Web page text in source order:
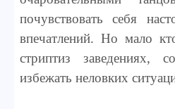
почувствовать себя
впечатлений. Но мало
стриптиз заведениях,
избежать неловких